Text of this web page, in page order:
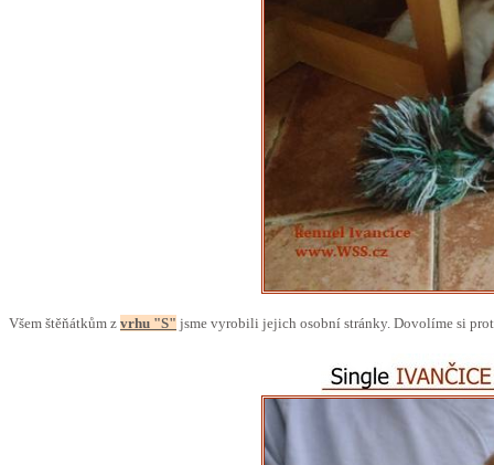
Všem štěňátkům z vrhu "S" jsme vyrobili jejich osobní stránky. Dovolíme si